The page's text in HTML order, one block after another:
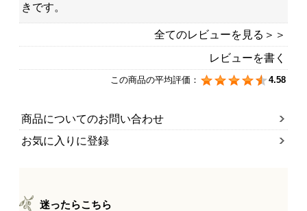
きです。
全てのレビューを見る＞＞
レビューを書く
この商品の平均評価： 4.58
商品についてのお問い合わせ
お気に入りに登録
迷ったらこちら